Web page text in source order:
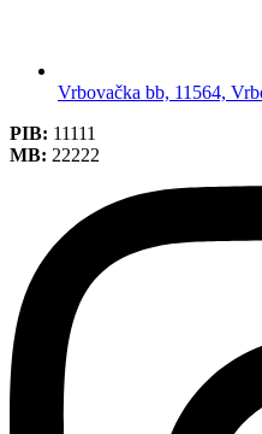
Vrbovačka bb, 11564,
PIB: 11111
MB: 22222